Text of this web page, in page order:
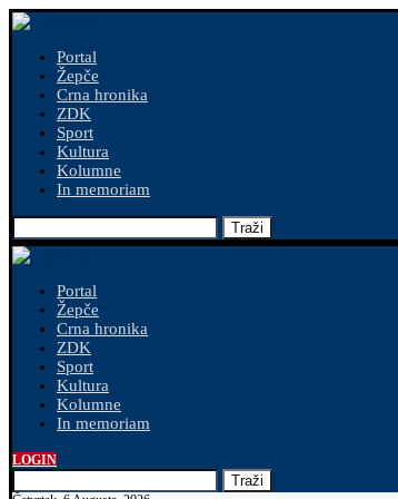
Portal
Žepče
Crna hronika
ZDK
Sport
Kultura
Kolumne
In memoriam
Traži
Portal
Žepče
Crna hronika
ZDK
Sport
Kultura
Kolumne
In memoriam
LOGIN
Traži